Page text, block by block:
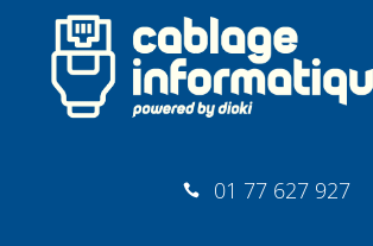
 01 77 627 927